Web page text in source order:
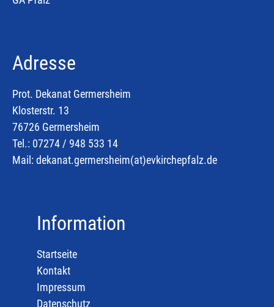
Adresse
Prot. Dekanat Germersheim
Klosterstr. 13
76726 Germersheim
Tel.: 07274 / 948 533 14
Mail:dekanat.germersheim(at)evkirchepfalz.de
Information
Startseite
Kontakt
Impressum
Datenschutz